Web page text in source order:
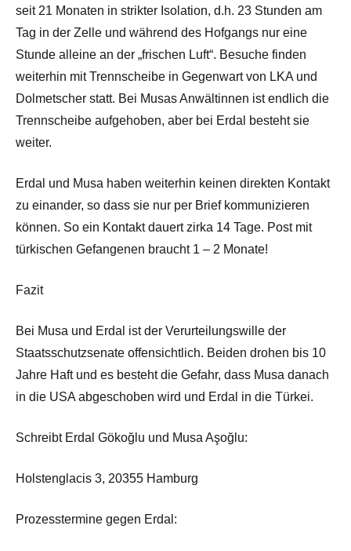
seit 21 Monaten in strikter Isolation, d.h. 23 Stunden am
Tag in der Zelle und während des Hofgangs nur eine
Stunde alleine an der „frischen Luft“. Besuche finden
weiterhin mit Trennscheibe in Gegenwart von LKA und
Dolmetscher statt. Bei Musas Anwältinnen ist endlich die
Trennscheibe aufgehoben, aber bei Erdal besteht sie
weiter.
Erdal und Musa haben weiterhin keinen direkten Kontakt
zu einander, so dass sie nur per Brief kommunizieren
können. So ein Kontakt dauert zirka 14 Tage. Post mit
türkischen Gefangenen braucht 1 – 2 Monate!
Fazit
Bei Musa und Erdal ist der Verurteilungswille der
Staatsschutzsenate offensichtlich. Beiden drohen bis 10
Jahre Haft und es besteht die Gefahr, dass Musa danach
in die USA abgeschoben wird und Erdal in die Türkei.
Schreibt Erdal Gökoğlu und Musa Aşoğlu:
Holstenglacis 3, 20355 Hamburg
Prozesstermine gegen Erdal: